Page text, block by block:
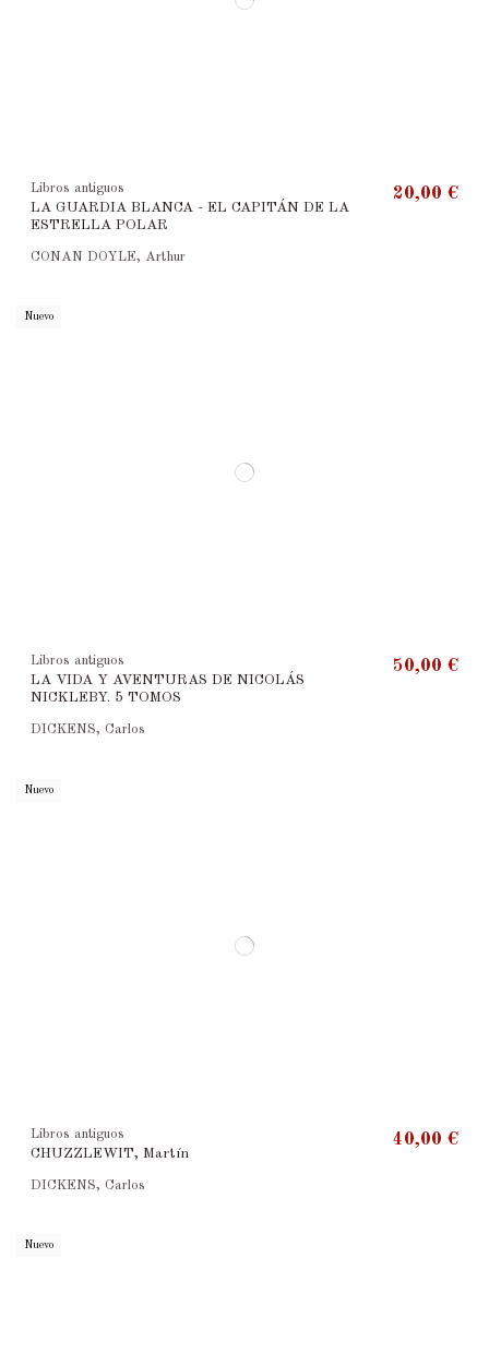
Libros antiguos
LA GUARDIA BLANCA - EL CAPITÁN DE LA
ESTRELLA POLAR
20,00 €
CONAN DOYLE, Arthur
Nuevo
Libros antiguos
LA VIDA Y AVENTURAS DE NICOLÁS
NICKLEBY. 5 TOMOS
50,00 €
DICKENS, Carlos
Nuevo
Libros antiguos
CHUZZLEWIT, Martín
40,00 €
DICKENS, Carlos
Nuevo